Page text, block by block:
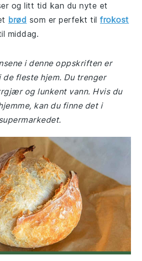
og litt tid kan du nyte et
brød som er perfekt tilfrokost
middag.
i denne oppskriften er
fleste hjem. Du trenger
og lunkent vann. Hvis du
kan du finne det i